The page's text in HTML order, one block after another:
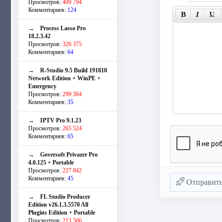
Просмотров: 409 794
Комментариев: 124
→ Process Lasso Pro
18.2.3.42
Просмотров: 326 375
Комментариев: 64
→ R-Studio 9.5 Build 191810
Network Edition + WinPE +
Emergency
Просмотров: 299 304
Комментариев: 35
→ IPTV Pro 9.1.23
Просмотров: 265 524
Комментариев: 65
→ Goversoft Privazer Pro
4.0.125 + Portable
Просмотров: 227 842
Комментариев: 45
→ FL Studio Producer
Edition v26.1.3.5570 All
Plugins Edition + Portable
Просмотров: 213 566